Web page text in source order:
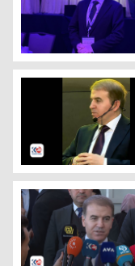
Kürdistan
Hemin Hewrami: